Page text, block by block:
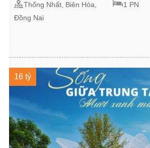
Thống Nhất, Biên Hòa,
Đồng Nai
1 PN
16 tỷ